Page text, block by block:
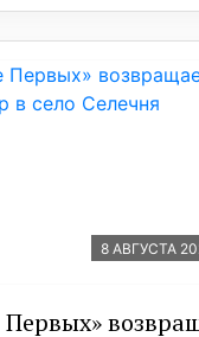
8 АВГУСТА